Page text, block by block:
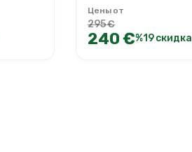
Цены от
295 €
240 €%19 скидка